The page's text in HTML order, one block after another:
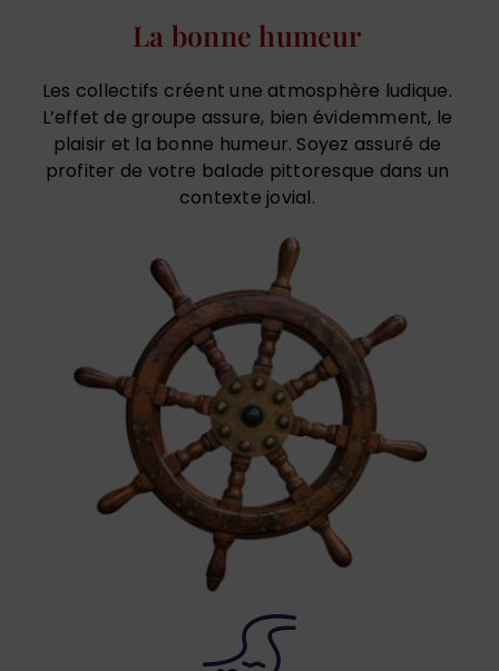
La bonne humeur
Les collectifs créent une atmosphère ludique.
L’effet de groupe assure, bien évidemment, le
plaisir et la bonne humeur. Soyez assuré de
profiter de votre balade pittoresque dans un
contexte jovial.